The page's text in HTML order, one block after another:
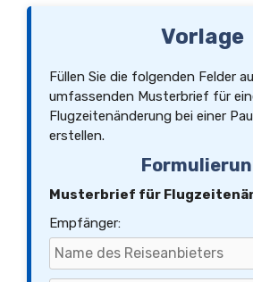
Vorlage
Füllen Sie die folgenden Felder
umfassenden Musterbrief für
Flugzeitenänderung bei einer
erstellen.
Musterbrief für
Empfänger: